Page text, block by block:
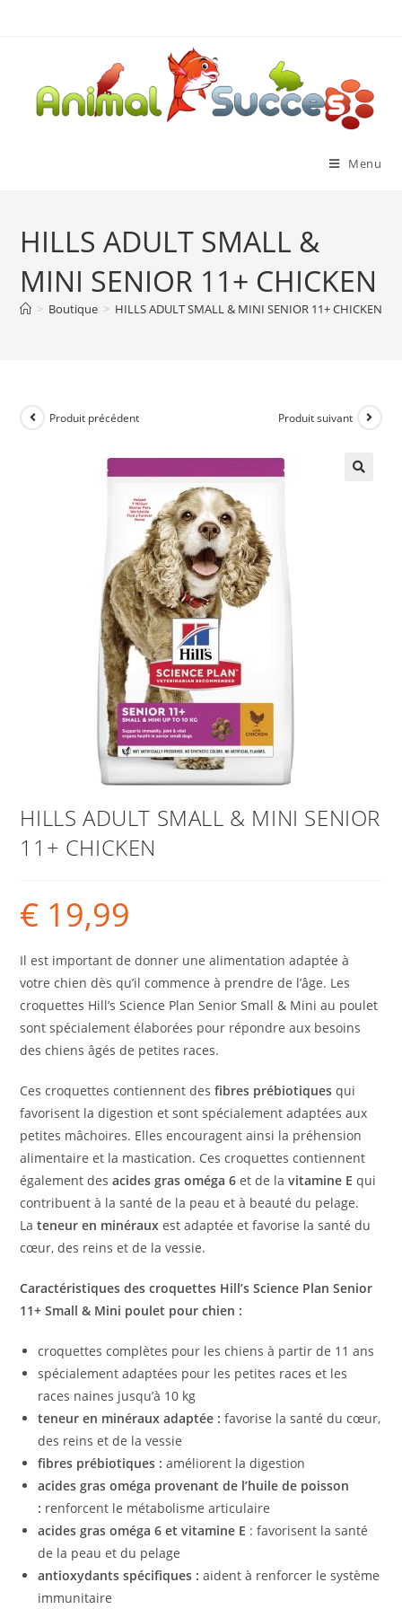
Menu
HILLS ADULT SMALL &
MINI SENIOR 11+ CHICKEN
> Boutique > HILLS ADULT SMALL & MINI SENIOR 11+ CHICKEN
Produit précédent Produit suivant
HILLS ADULT SMALL & MINI SENIOR
11+ CHICKEN
€ 19,99
Il est important de donner une alimentation adaptée à
votre chien dès qu’il commence à prendre de l’âge. Les
croquettes Hill’s Science Plan Senior Small & Mini au poulet
sont spécialement élaborées pour répondre aux besoins
des chiens âgés de petites races.
Ces croquettes contiennent desfibres prébiotiquesqui
favorisent la digestion et sont spécialement adaptées aux
petites mâchoires. Elles encouragent ainsi la préhension
alimentaire et la mastication. Ces croquettes contiennent
également desacides gras oméga 6et de lavitamine E qui
contribuent à la santé de la peau et à beauté du pelage.
La teneur en minérauxest adaptée et favorise la santé du
cœur, des reins et de la vessie.
Caractéristiques des croquettes Hill’s Science Plan Senior
11+ Small & Mini poulet pour chien :
croquettes complètes pour les chiens à partir de 11 ans
spécialement adaptées pour les petites races et les
races naines jusqu’à 10 kg
teneur en minéraux adaptée : favorise la santé du cœur,
des reins et de la vessie
fibres prébiotiques : améliorent la digestion
acides gras oméga provenant de l’huile de poisson
: renforcent le métabolisme articulaire
acides gras oméga 6 et vitamine E : favorisent la santé
de la peau et du pelage
antioxydants spécifiques : aident à renforcer le système
immunitaire